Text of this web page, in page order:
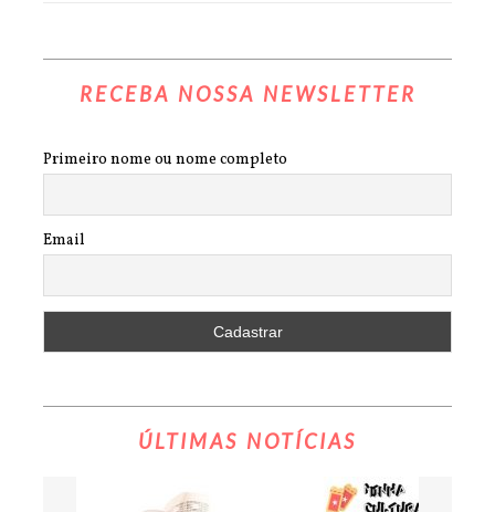
RECEBA NOSSA NEWSLETTER
Primeiro nome ou nome completo
Email
ÚLTIMAS NOTÍCIAS